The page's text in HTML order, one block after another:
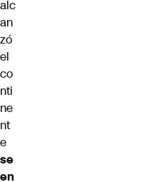
alc
an
zó
el
co
nti
ne
nt
e
se
en